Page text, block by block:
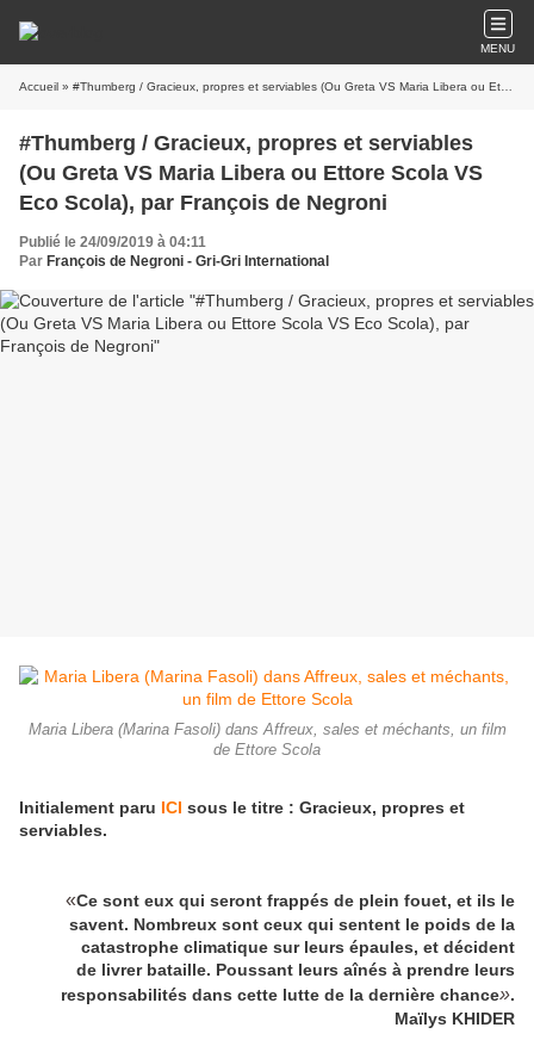
MENU
Accueil » #Thumberg / Gracieux, propres et serviables (Ou Greta VS Maria Libera ou Ettore Scola VS Eco Scola), par François de Negroni
#Thumberg / Gracieux, propres et serviables
(Ou Greta VS Maria Libera ou Ettore Scola VS
Eco Scola), par François de Negroni
Publié le 24/09/2019 à 04:11
Par François de Negroni - Gri-Gri International
Maria Libera (Marina Fasoli) dans Affreux, sales et méchants, un film
de Ettore Scola
Initialement paru ICI sous le titre : Gracieux, propres et
serviables.
«Ce sont eux qui seront frappés de plein fouet, et ils le
savent. Nombreux sont ceux qui sentent le poids de la
catastrophe climatique sur leurs épaules, et décident
de livrer bataille. Poussant leurs aînés à prendre leurs
responsabilités dans cette lutte de la dernière chance».
Maïlys KHIDER